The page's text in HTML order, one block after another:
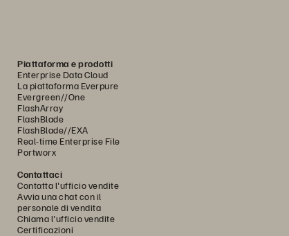
Piattaforma e prodotti
Enterprise Data Cloud
La piattaforma Everpure
Evergreen//One
FlashArray
FlashBlade
FlashBlade//EXA
Real-time Enterprise File
Portworx
Contattaci
Contatta l'ufficio vendite
Avvia una chat con il
personale di vendita
Chiama l'ufficio vendite
Certificazioni